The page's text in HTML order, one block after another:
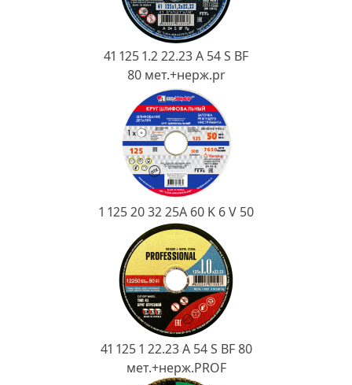
41 125 1.2 22.23 A 54 S BF
80 мет.+нерж.pr
1 125 20 32 25А 60 K 6 V 50
41 125 1 22.23 A 54 S BF 80
мет.+нерж.PROF